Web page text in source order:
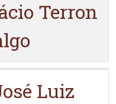
Terron
Luiz